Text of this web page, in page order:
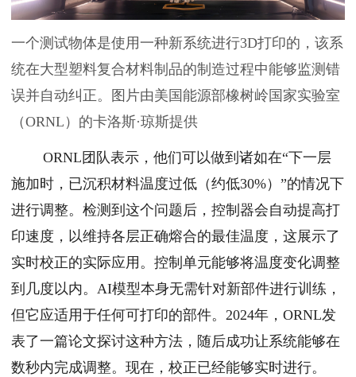
一个测试物体是使用一种新系统进行3D打印的，该系
统在大型塑料复合材料制品的制造过程中能够监测错
误并自动纠正。图片由美国能源部橡树岭国家实验室
（ORNL）的卡洛斯·琼斯提供
ORNL团队表示，他们可以做到诸如在“下一层
施加时，已沉积材料温度过低（约低30%）”的情况下
进行调整。检测到这个问题后，控制器会自动提高打
印速度，以维持各层正确熔合的最佳温度，这展示了
实时校正的实际应用。控制单元能够将温度变化调整
到几度以内。AI模型本身无需针对新部件进行训练，
但它应适用于任何可打印的部件。2024年，ORNL发
表了一篇论文探讨这种方法，随后成功让系统能够在
数秒内完成调整。现在，校正已经能够实时进行。